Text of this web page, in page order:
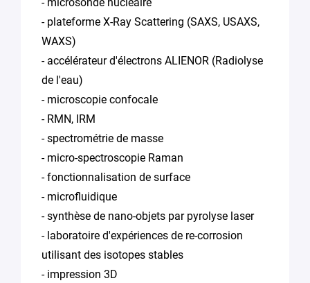
- plateforme X-Ray Scattering (SAXS, USAXS,
WAXS)
- accélérateur d'électrons ALIENOR (Radiolyse
de l'eau)
- microscopie confocale
- RMN, IRM
- spectrométrie de masse
- micro-spectroscopie Raman
- fonctionnalisation de surface
- microfluidique
- synthèse de nano-objets par pyrolyse laser
- laboratoire d'expériences de re-corrosion
utilisant des isotopes stables
- impression 3D